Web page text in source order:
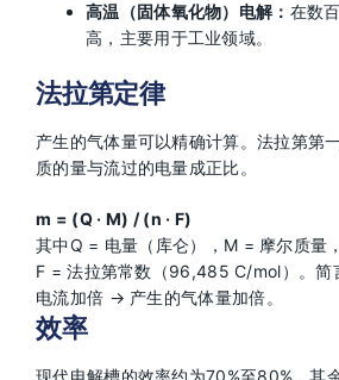
高温（固体氧化物）电解： 在数
高，主要用于工业领域。
法拉第定律
产生的气体量可以精确计算。法拉第第
质的量与流过的电量成正比。
m = (Q · M) / (n · F)
其中Q = 电量（库仑），M = 摩尔质量
F = 法拉第常数（96,485 C/mol）。简
电流加倍 → 产生的气体量加倍。
效率
现代电解槽的效率约为70%至80%。其